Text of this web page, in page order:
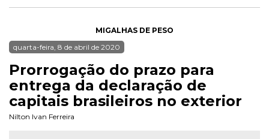
MIGALHAS DE PESO
quarta-feira, 8 de abril de 2020
Prorrogação do prazo para
entrega da declaração de
capitais brasileiros no exterior
Nilton Ivan Ferreira